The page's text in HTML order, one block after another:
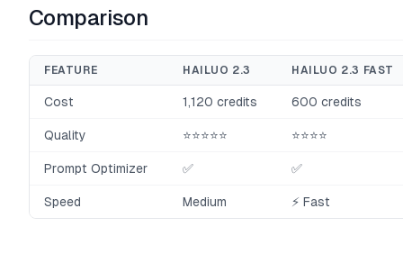
Comparison
FEATURE HAILUO 2.3 HAILUO 2.3 FAST
Cost 1,120 credits 600 credits
Quality ⭐⭐⭐⭐⭐ ⭐⭐⭐⭐
Prompt Optimizer ✅ ✅
Speed Medium ⚡ Fast